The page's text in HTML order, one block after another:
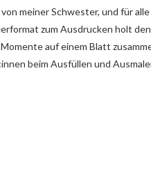
meiner Schwester, und für
zum Ausdrucken holt
auf einem Blatt
beim Ausfüllen und